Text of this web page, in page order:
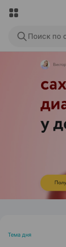
Поиск по
Тема дня